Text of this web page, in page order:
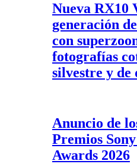
Nueva RX10
generación
con
fotografías
silvestre y de
Anuncio de
Premios
Awards 2026